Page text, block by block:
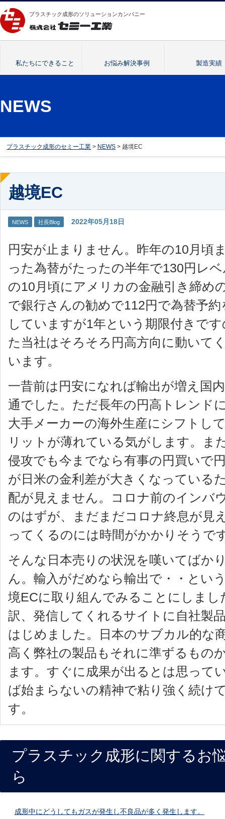
プラスチック成形のソリューションカンパニー
私たちにできること お悩み解決事例 製造実績
NEWS
プラスチック成形のセミー工業 > NEWS > 越境EC
越境EC
NEWS 社長Blog 2022年05月18日
円安が止まりません。昨年の10月頃
った為替がたったの半年で130円レ
の10月頃にアメリカの金融引き締め
で銀行さんの勧めで112円で為替予
していますが1年という期限付きで
た当社はそろそろ円高方向に動いて
います。
一昔前は円安になれば輸出が増え国
通でした。ただ長年の円高トレンド
大手メーカーの海外生産にシフトし
リットが薄れている気がします。ま
侵攻でも今までなら有事の円買いで
が日米の金利差が大きくなっている
配が見えません。コロナ前のインバ
のはずが、まだまだコロナ終息が見
ってくるのには時間がかかりそうで
そんな日本売りの状況を嘆いてばか
ん。輸入がだめなら輸出で・・とい
境ECに取り組んでみることにしまし
訳、発信してくれるサイトに自社製
はじめました。日本のサブカル的な
高く弊社の製品もそれに準ずるもの
ます。すぐに成果が出るとは思って
ば始まらないの精神で粘り強く続け
す。
プラスチック成形に関するお
ら
成形中にどうしてもガスが発生し不良品が多く発生します。